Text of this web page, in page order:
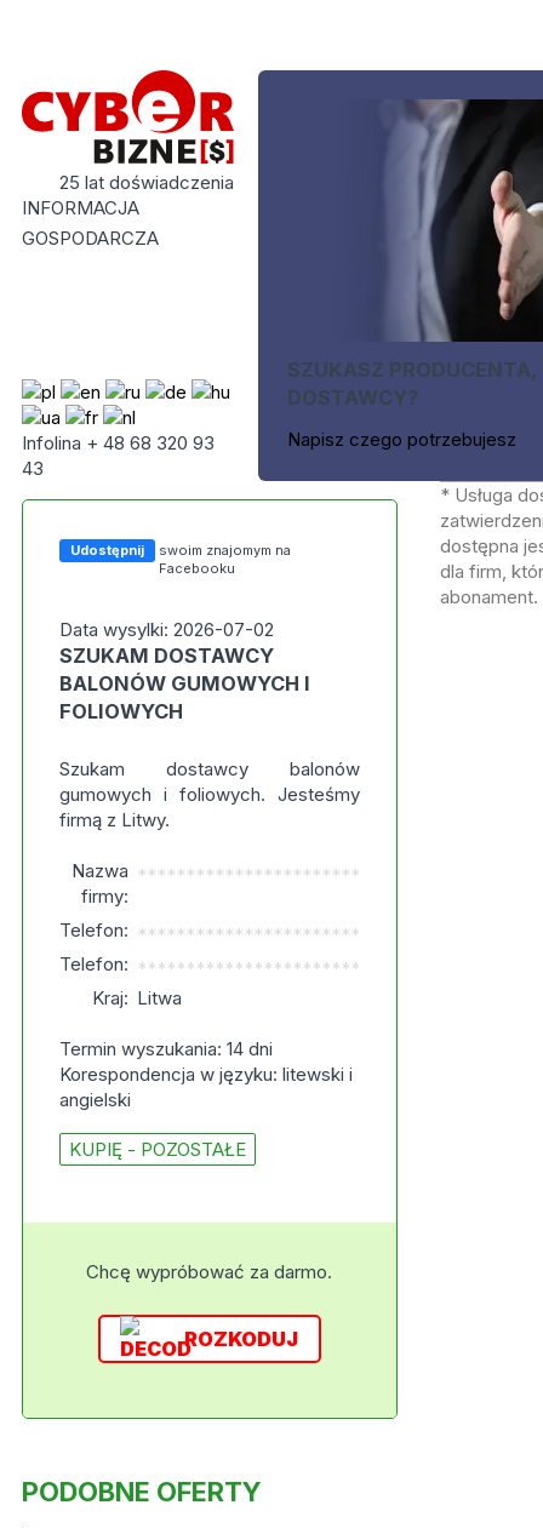
25 lat doświadczenia
INFORMACJA
GOSPODARCZA
Infolina + 48 68 320 93
43
SZUKASZ PRODUCENTA,
DOSTAWCY?
Napisz czego potrzebujesz
Udostępnij
swoim znajomym na
Facebooku
Data wysylki: 2026-07-02
SZUKAM DOSTAWCY
BALONÓW GUMOWYCH I
FOLIOWYCH
Szukam dostawcy balonów
gumowych i foliowych. Jesteśmy
firmą z Litwy.
Nazwa
firmy:
***********************
Telefon: ***********************
Telefon: ***********************
Kraj: Litwa
Termin wyszukania: 14 dni
Korespondencja w języku: litewski i
angielski
KUPIĘ - POZOSTAŁE
Chcę wypróbować za darmo.
ROZKODUJ
* Usługa
dostępna
dla firm,
abonament.
PODOBNE OFERTY